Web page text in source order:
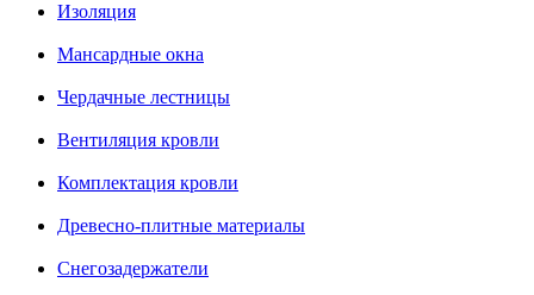
Изоляция
Мансардные окна
Чердачные лестницы
Вентиляция кровли
Комплектация кровли
Древесно-плитные материалы
Снегозадержатели